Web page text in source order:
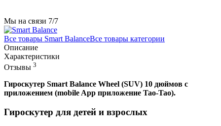
Мы на связи 7/7
Все товары Smart BalanceВсе товары категории
Описание
Характеристики
Отзывы 3
Гироскутер Smart Balance Wheel (SUV) 10 дюймов с
приложением (mobile App приложение Tao-Tao).
Гироскутер для детей и взрослых